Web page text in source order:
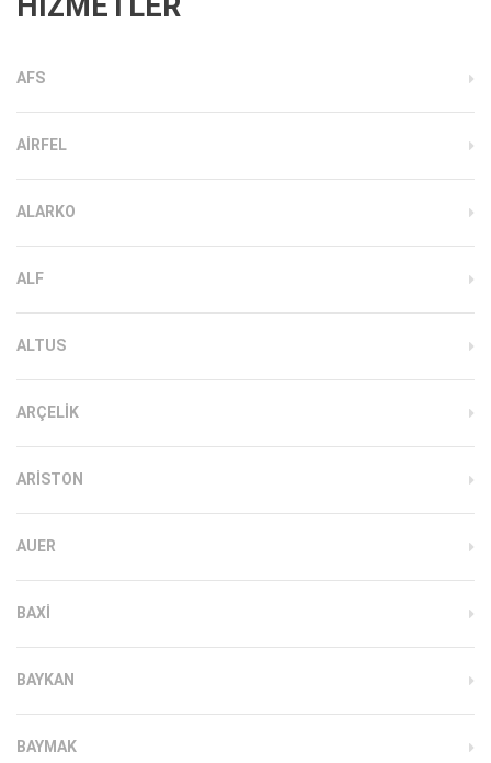
AFS
AIRFEL
ALARKO
ALF
ALTUS
ARÇELIK
ARISTON
AUER
BAXI
BAYKAN
BAYMAK